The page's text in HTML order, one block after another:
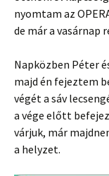
nyomtam az
de már a
Napközben Péter
majd én fejeztem
végét a sáv
a vége előtt
várjuk, már
a helyzet.